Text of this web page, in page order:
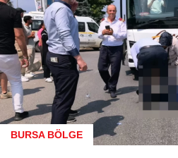
BURSA BÖLGE